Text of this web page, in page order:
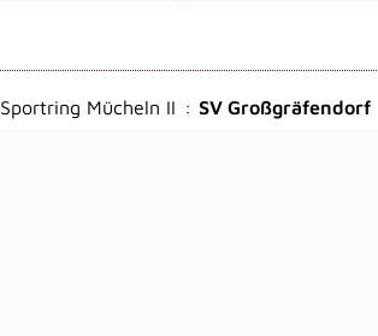
Sportring Mücheln II : SV Großgräfendorf